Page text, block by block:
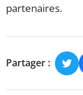
partenaires.
Partager :